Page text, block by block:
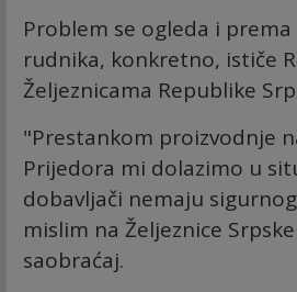
Problem se ogleda i
rudnika, konkretno, ističe
Željeznicama Republike
"Prestankom proizvodnje
Prijedora mi dolazimo u
dobavljači nemaju
mislim na Željeznice
saobraćaj.